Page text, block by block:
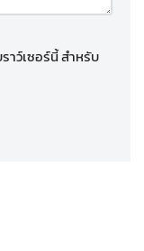
าว์เซอร์นี้ สำหรับ